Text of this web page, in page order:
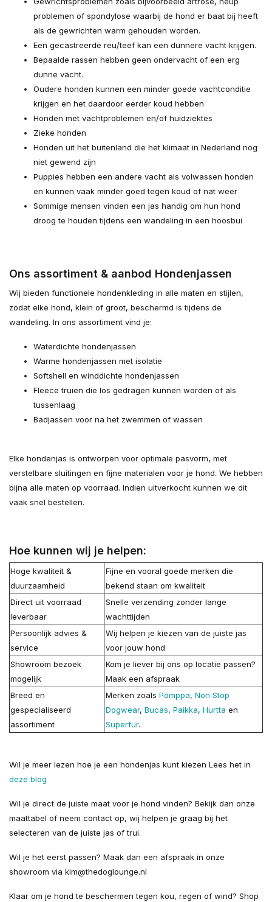
problemen of spondylose waarbij de hond er baat bij heeft
als de gewrichten warm gehouden worden.
Een gecastreerde reu/teef kan een dunnere vacht krijgen.
Bepaalde rassen hebben geen ondervacht of een erg
dunne vacht.
Oudere honden kunnen een minder goede vachtconditie
krijgen en het daardoor eerder koud hebben
Honden met vachtproblemen en/of huidziektes
Zieke honden
Honden uit het buitenland die het klimaat in Nederland nog
niet gewend zijn
Puppies hebben een andere vacht als volwassen honden
en kunnen vaak minder goed tegen koud of nat weer
Sommige mensen vinden een jas handig om hun hond
droog te houden tijdens een wandeling in een hoosbui
Ons assortiment & aanbod Hondenjassen
Wij bieden functionele hondenkleding in alle maten en stijlen,
zodat elke hond, klein of groot, beschermd is tijdens de
wandeling. In ons assortiment vind je:
Waterdichte hondenjassen
Warme hondenjassen met isolatie
Softshell en winddichte hondenjassen
Fleece truien die los gedragen kunnen worden of als
tussenlaag
Badjassen voor na het zwemmen of wassen
Elke hondenjas is ontworpen voor optimale pasvorm, met
verstelbare sluitingen en fijne materialen voor je hond. We hebben
bijna alle maten op voorraad. Indien uitverkocht kunnen we dit
vaak snel bestellen.
Hoe kunnen wij je helpen:
Hoge kwaliteit &
duurzaamheid
Fijne en vooral goede merken die
bekend staan om kwaliteit
Direct uit voorraad
leverbaar
Snelle verzending zonder lange
wachttijden
Persoonlijk advies &
service
Wij helpen je kiezen van de juiste jas
voor jouw hond
Showroom bezoek
mogelijk
Kom je liever bij ons op locatie passen?
Maak een afspraak
Breed en
gespecialiseerd
assortiment
Merken zoals Pomppa, Non‑Stop
Dogwear, Bucas, Paikka, Hurtta en
Superfur.
Wil je meer lezen hoe je een hondenjas kunt kiezen Lees het in
deze blog
Wil je direct de juiste maat voor je hond vinden? Bekijk dan onze
maattabel of neem contact op, wij helpen je graag bij het
selecteren van de juiste jas of trui.
Wil je het eerst passen? Maak dan een afspraak in onze
showroom via kim@thedoglounge.nl
Klaar om je hond te beschermen tegen kou, regen of wind? Shop